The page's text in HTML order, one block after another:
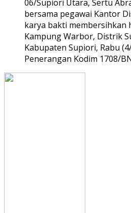
06/Supiori Utara, Sertu
bersama pegawai Kantor
karya bakti membersihkan
Kampung Warbor, Distrik
Kabupaten Supiori, Rabu
Penerangan Kodim 1708/